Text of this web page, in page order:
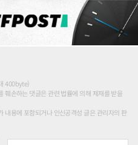
400byte)
훼손하는 댓글은 관련 법률에 의해 제재를 받을
내용에 포함되거나 인신공격성 글은 관리자의 판